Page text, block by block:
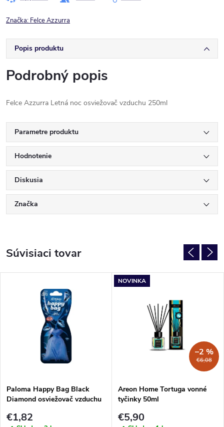
Značka: Felce Azzurra
Popis produktu
Podrobný popis
Felce Azzurra Letná noc osviežovač vzduchu 250ml
Parametre produktu
Hodnotenie
Diskusia
Značka
Súvisiaci tovar
Paloma Happy Bag Black
Diamond osviežovač vzduchu
€1,82
NOVINKA
€6,08
–2 %
Areon Home Tortuga vonné
tyčinky 50ml
€5,90